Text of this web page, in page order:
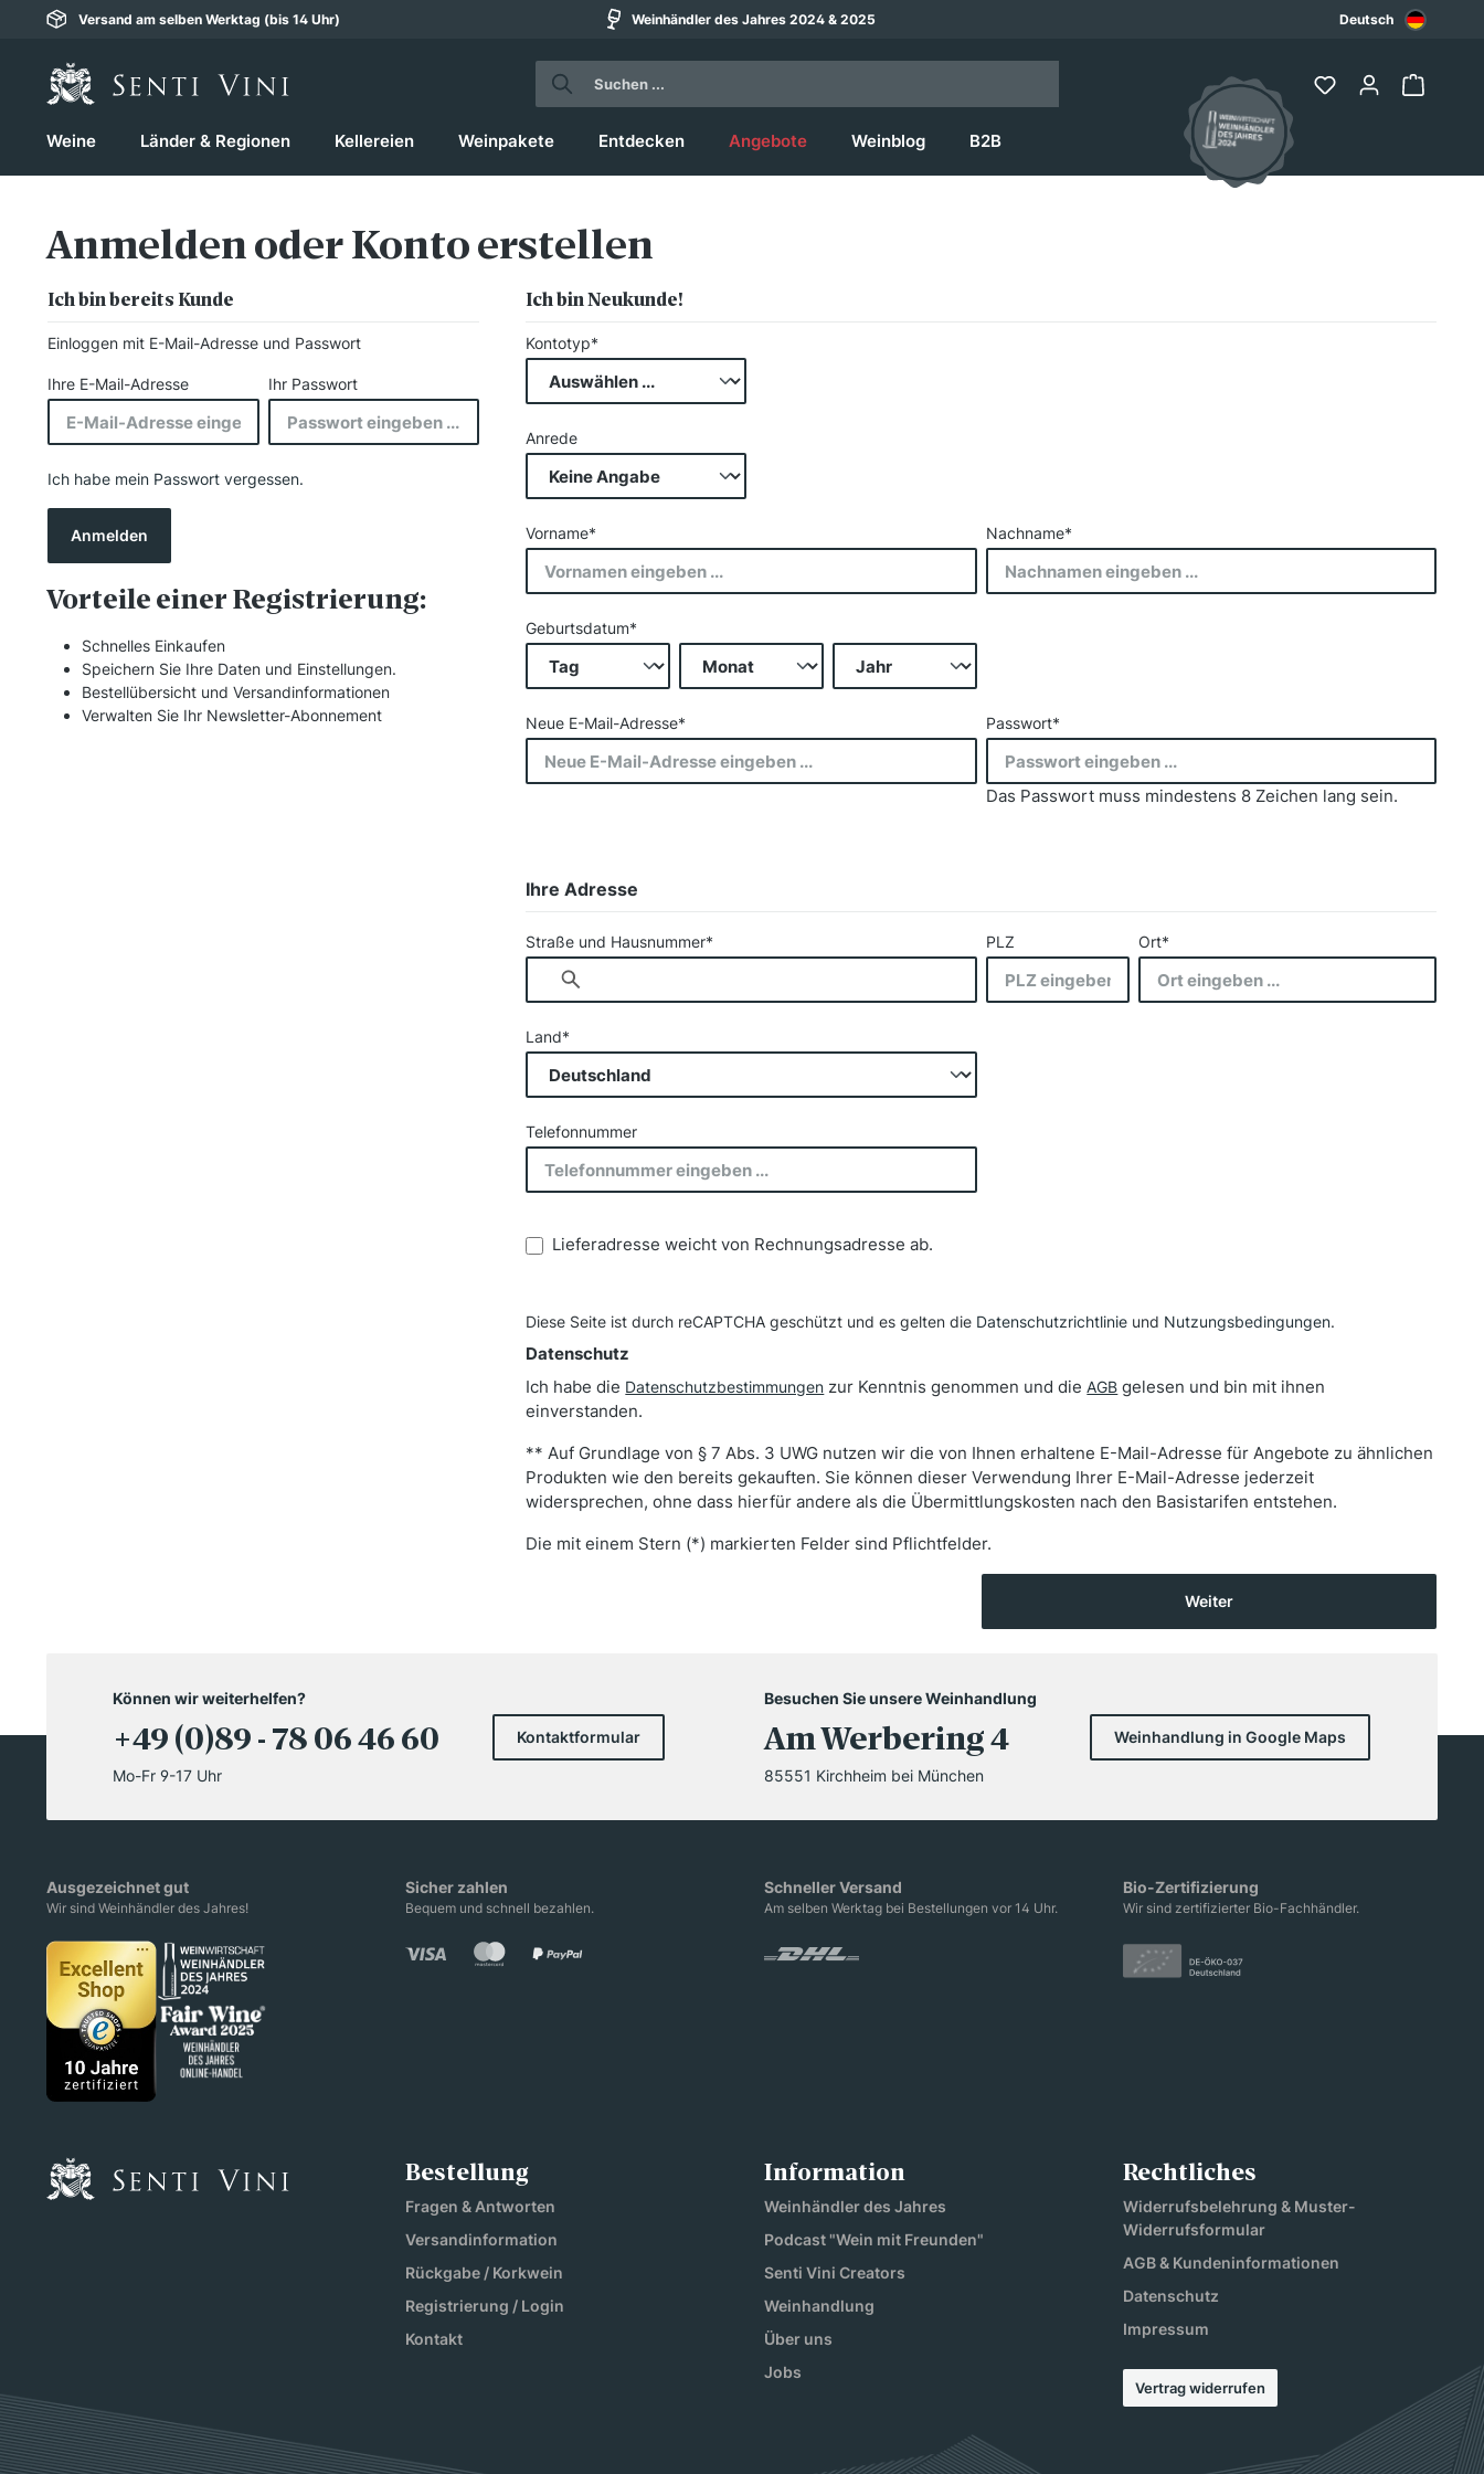
Zur Hauptnavigation springen
Versand am selben Werktag (bis 14 Uhr) Weinhändler des Jahres 2024 & 2025 Deutsch
Weine Länder & Regionen Kellereien Weinpakete Entdecken Angebote Weinblog B2B
Anmelden oder Konto erstellen
Ich bin bereits Kunde
Einloggen mit E-Mail-Adresse und Passwort
Ihre E-Mail-Adresse Ihr Passwort
Ich habe mein Passwort vergessen.
Anmelden
Vorteile einer Registrierung:
Schnelles Einkaufen
Speichern Sie Ihre Daten und Einstellungen.
Bestellübersicht und Versandinformationen
Verwalten Sie Ihr Newsletter-Abonnement
Ich bin Neukunde!
Persönliche Informationen
Kontotyp*
Anrede
Vorname* Nachname*
Geburtsdatum*
Neue E-Mail-Adresse* Passwort*
Das Passwort muss mindestens 8 Zeichen lang sein.
Ihre Adresse
Straße und Hausnummer* PLZ Ort*
Land*
Telefonnummer
Lieferadresse weicht von Rechnungsadresse ab.
Diese Seite ist durch reCAPTCHA geschützt und es gelten die Datenschutzrichtlinie und Nutzungsbedingungen.
Datenschutz
Ich habe die Datenschutzbestimmungen zur Kenntnis genommen und dieAGB gelesen und bin mit ihnen
einverstanden.
** Auf Grundlage von § 7 Abs. 3 UWG nutzen wir die von Ihnen erhaltene E-Mail-Adresse für Angebote zu ähnlichen
Produkten wie den bereits gekauften. Sie können dieser Verwendung Ihrer E-Mail-Adresse jederzeit
widersprechen, ohne dass hierfür andere als die Übermittlungskosten nach den Basistarifen entstehen.
Die mit einem Stern (*) markierten Felder sind Pflichtfelder.
Weiter
Können wir weiterhelfen?
+49 (0)89 - 78 06 46 60
Mo-Fr 9-17 Uhr
Kontaktformular
Besuchen Sie unsere Weinhandlung
Am Werbering 4
85551 Kirchheim bei München
Weinhandlung in Google Maps
Ausgezeichnet gut
Wir sind Weinhändler des Jahres!
Sicher zahlen
Bequem und schnell bezahlen.
Schneller Versand
Am selben Werktag bei Bestellungen vor 14 Uhr.
Bio-Zertifizierung
Wir sind zertifizierter Bio-Fachhändler.
Bestellung
Fragen & Antworten
Versandinformation
Rückgabe / Korkwein
Registrierung / Login
Kontakt
Information
Weinhändler des Jahres
Podcast "Wein mit Freunden"
Senti Vini Creators
Weinhandlung
Über uns
Jobs
Rechtliches
Widerrufsbelehrung & Muster-
Widerrufsformular
AGB & Kundeninformationen
Datenschutz
Impressum
Vertrag widerrufen